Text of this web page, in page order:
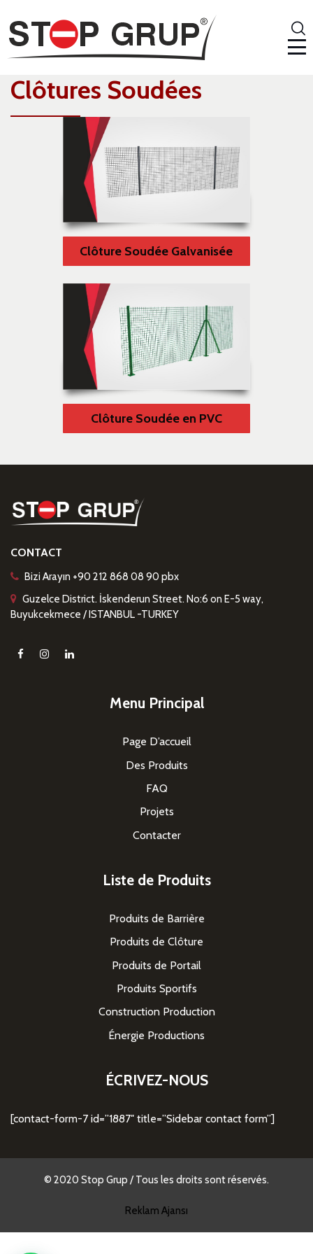
Clôtures Soudées
Clôture Soudée Galvanisée
Clôture Soudée en PVC
CONTACT
Bizi Arayın +90 212 868 08 90 pbx
Guzelce District. İskenderun Street. No:6 on E-5 way,
Buyukcekmece / ISTANBUL -TURKEY
Menu Principal
Page D’accueil
Des Produits
FAQ
Projets
Contacter
Liste de Produits
Produits de Barrière
Produits de Clôture
Produits de Portail
Produits Sportifs
Construction Production
Énergie Productions
ÉCRIVEZ-NOUS
[contact-form-7 id=”1887″ title=”Sidebar contact form”]
© 2020 Stop Grup / Tous les droits sont réservés.
Reklam Ajansı